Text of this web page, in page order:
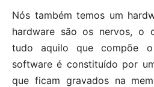
Nós também temos um
hardware são os nervos, o
tudo aquilo que compõe
software é constituído por
que ficam gravados na